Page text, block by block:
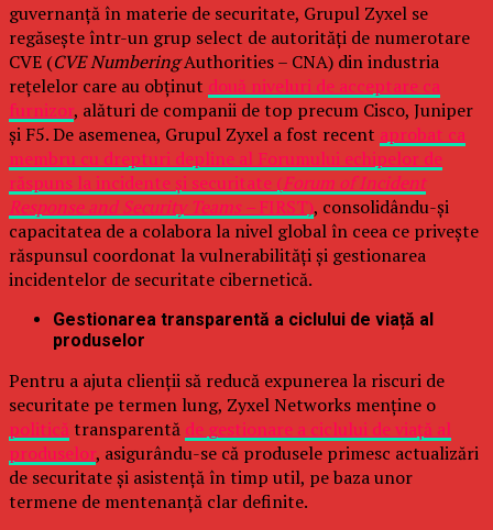
guvernanță în materie de securitate, Grupul Zyxel se
regăsește într-un grup select de autorități de numerotare
CVE (CVE NumberingAuthorities – CNA) din industria
rețelelor care au obținut două niveluri de acceptare ca
furnizor, alături de companii de top precum Cisco, Juniper
și F5. De asemenea, Grupul Zyxel a fost recent aprobat ca
membru cu drepturi depline al Forumului echipelor de
răspuns la incidente și securitate (Forum of Incident
Response and Security Teams –FIRST), consolidându-și
capacitatea de a colabora la nivel global în ceea ce privește
răspunsul coordonat la vulnerabilități și gestionarea
incidentelor de securitate cibernetică.
Gestionarea transparentă a ciclului de viață al
produselor
Pentru a ajuta clienții să reducă expunerea la riscuri de
securitate pe termen lung, Zyxel Networks menține o
politică transparentă de gestionare a ciclului de viață al
produselor, asigurându-se că produsele primesc actualizări
de securitate și asistență în timp util, pe baza unor
termene de mentenanță clar definite.